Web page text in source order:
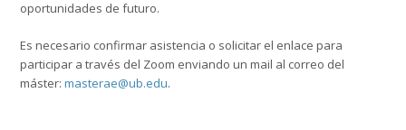
oportunidades de futuro.
Es necesario confirmar asistencia o solicitar el enlace para
participar a través del Zoom enviando un mail al correo del
máster:masterae@ub.edu.